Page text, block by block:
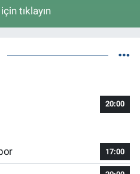
tıklayın
20:00
17:00